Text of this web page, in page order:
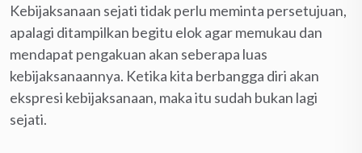
Kebijaksanaan sejati tidak perlu meminta persetujuan,
apalagi ditampilkan begitu elok agar memukau dan
mendapat pengakuan akan seberapa luas
kebijaksanaannya. Ketika kita berbangga diri akan
ekspresi kebijaksanaan, maka itu sudah bukan lagi
sejati.